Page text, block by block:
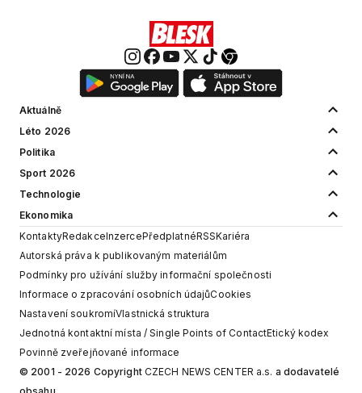
Aktuálně
Léto 2026
Politika
Sport 2026
Technologie
Ekonomika
KontaktyRedakceInzercePředplatnéRSSKariéra
Autorská práva k publikovaným materiálům
Podmínky pro užívání služby informační společnosti
Informace o zpracování osobních údajůCookies
Nastavení soukromíVlastnická struktura
Jednotná kontaktní místa / Single Points of ContactEtický kodex
Povinně zveřejňované informace
© 2001 - 2026 Copyright CZECH NEWS CENTER a.s. a dodavatelé